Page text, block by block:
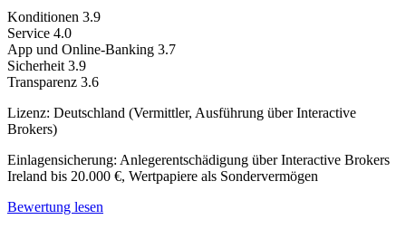
Konditionen 3.9
Service 4.0
App und Online-Banking 3.7
Sicherheit 3.9
Transparenz 3.6
Lizenz: Deutschland (Vermittler, Ausführung über Interactive
Brokers)
Einlagensicherung: Anlegerentschädigung über Interactive Brokers
Ireland bis 20.000 €, Wertpapiere als Sondervermögen
Bewertung lesen